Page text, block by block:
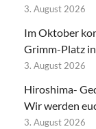
3. August 2026
Im Oktober
Grimm-Platz
3. August 2026
Hiroshima-
Wir werden
3. August 2026